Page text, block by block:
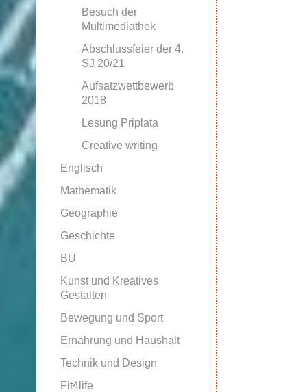
Besuch der
Multimediathek
Abschlussfeier der 4.
SJ 20/21
Aufsatzwettbewerb
2018
Lesung Priplata
Creative writing
Englisch
Mathematik
Geographie
Geschichte
BU
Kunst und Kreatives
Gestalten
Bewegung und Sport
Ernährung und Haushalt
Technik und Design
Fit4life